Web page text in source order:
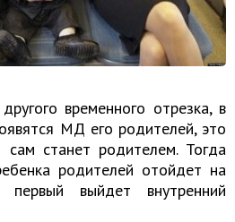
временного отрезка, в
МД его родителей, это
сам станет родителем. Тогда
родителей отойдет на
выйдет внутренний